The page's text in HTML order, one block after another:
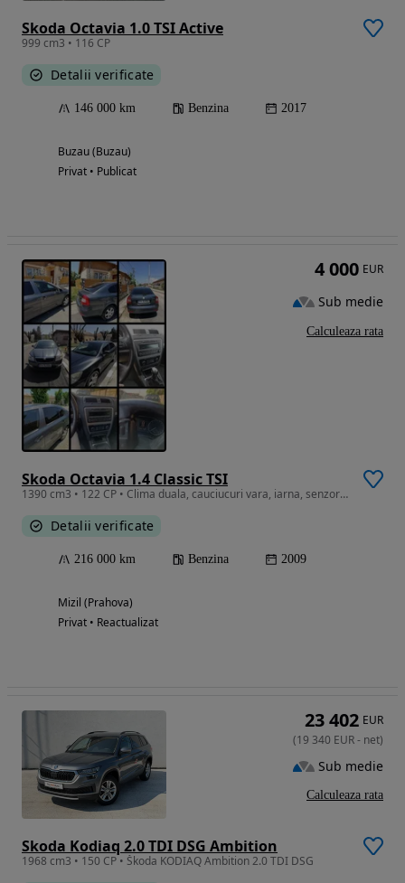
Skoda Octavia 1.0 TSI Active
999 cm3 • 116 CP
Detalii verificate
146 000 km Benzina 2017
Buzau (Buzau)
Privat • Publicat
Skoda Octavia 1.4 Classic TSI
1390 cm3 • 122 CP • Clima duala, cauciucuri vara, iarna, senzori de parcare, Viber, geamur
Detalii verificate
216 000 km Benzina 2009
Mizil (Prahova)
Privat • Reactualizat
4 000 EUR
Sub medie
Calculeaza rata
Skoda Kodiaq 2.0 TDI DSG Ambition
1968 cm3 • 150 CP • Škoda KODIAQ Ambition 2.0 TDI DSG
23 402 EUR
(19 340 EUR- net)
Sub medie
Calculeaza rata